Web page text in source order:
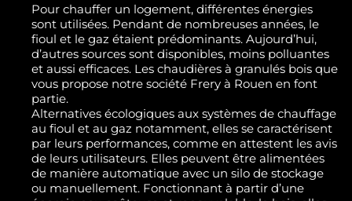
Pour chauffer un logement, différentes énergies
sont utilisées. Pendant de nombreuses années, le
fioul et le gaz étaient prédominants. Aujourd’hui,
d’autres sources sont disponibles, moins polluantes
et aussi efficaces. Les chaudières à granulés bois que
vous propose notre société Frery à Rouen en font
partie.
Alternatives écologiques aux systèmes de chauffage
au fioul et au gaz notamment, elles se caractérisent
par leurs performances, comme en attestent les avis
de leurs utilisateurs. Elles peuvent être alimentées
de manière automatique avec un silo de stockage
ou manuellement. Fonctionnant à partir d’une